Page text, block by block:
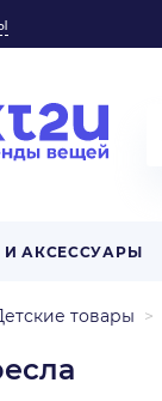
АКСЕССУАРЫ
товары